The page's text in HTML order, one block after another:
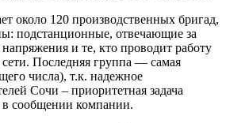
около 120 производственных бригад,
подстанционные, отвечающие за
и те, кто проводит работу
Последняя группа — самая
числа), т.к. надежное
Сочи – приоритетная задача
в сообщении компании.